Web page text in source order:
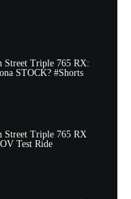
Street Triple 765 RX:
STOCK? #Shorts
Street Triple 765 RX
Test Ride